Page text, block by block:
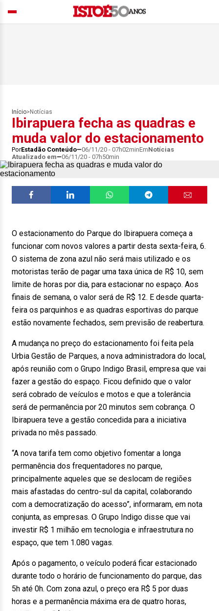
Início> Notícias
Ibirapuera fecha as quadras e
muda valor do estacionamento
PorEstadão Conteúdo 06/11/20 - 07h02minEmNotícias
Atualizado em
06/11/20 - 07h50min
O estacionamento do Parque do Ibirapuera começa a
funcionar com novos valores a partir desta sexta-feira, 6.
O sistema de zona azul não será mais utilizado e os
motoristas terão de pagar uma taxa única de R$ 10, sem
limite de horas por dia, para estacionar no espaço. Aos
finais de semana, o valor será de R$ 12. E desde quarta-
feira os parquinhos e as quadras esportivas do parque
estão novamente fechados, sem previsão de reabertura.
A mudança no preço do estacionamento foi feita pela
Urbia Gestão de Parques, a nova administradora do local,
após reunião com o Grupo Indigo Brasil, empresa que vai
fazer a gestão do espaço. Ficou definido que o valor
será cobrado de veículos e motos e que a tolerância
será de permanência por 20 minutos sem cobrança. O
Ibirapuera teve a gestão concedida para a iniciativa
privada no mês passado.
“A nova tarifa tem como objetivo fomentar a longa
permanência dos frequentadores no parque,
principalmente aqueles que se deslocam de regiões
mais afastadas do centro-sul da capital, colaborando
com a democratização do acesso”, informaram, em nota
conjunta, as empresas. O Grupo Indigo disse que vai
investir R$ 1 milhão em tecnologia e infraestrutura no
espaço, que tem 1.080 vagas.
Após o pagamento, o veículo poderá ficar estacionado
durante todo o horário de funcionamento do parque, das
5h até 0h. Com zona azul, o preço era R$ 5 por duas
horas e a permanência máxima era de quatro horas,